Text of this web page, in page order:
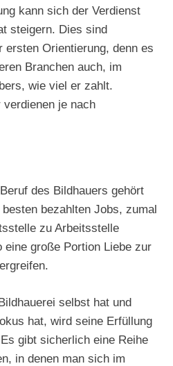
kann sich der Verdienst
steigern. Dies sind
ersten Orientierung, denn es
Branchen auch, im
wie viel er zahlt.
je nach
des Bildhauers gehört
bezahlten Jobs, zumal
zu Arbeitsstelle
große Portion Liebe zur
selbst hat und
hat, wird seine Erfüllung
gibt sicherlich eine Reihe
in denen man sich im